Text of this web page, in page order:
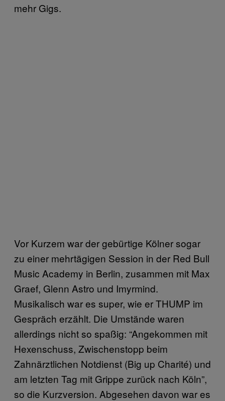
mehr Gigs.
Vor Kurzem war der gebürtige Kölner sogar
zu einer mehrtägigen Session in der Red Bull
Music Academy in Berlin, zusammen mit Max
Graef, Glenn Astro und Imyrmind.
Musikalisch war es super, wie er THUMP im
Gespräch erzählt. Die Umstände waren
allerdings nicht so spaßig: “Angekommen mit
Hexenschuss, Zwischenstopp beim
Zahnärztlichen Notdienst (Big up Charité) und
am letzten Tag mit Grippe zurück nach Köln”,
so die Kurzversion. Abgesehen davon war es